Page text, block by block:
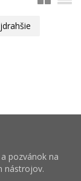
pozvánok na
nástrojov.